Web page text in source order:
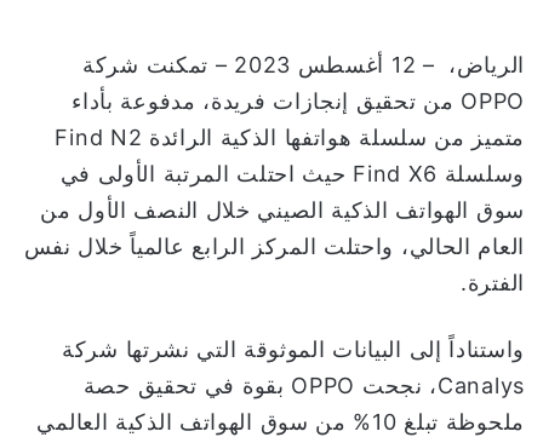
ي
الرياض، – 12 أغسطس 2023 – تمكنت شركة
OPPO من تحقيق إنجازات فريدة، مدفوعة بأداء
متميز من سلسلة هواتفها الذكية الرائدة Find N2
وسلسلة Find X6 حيث احتلت المرتبة الأولى في
سوق الهواتف الذكية الصيني خلال النصف الأول من
العام الحالي، واحتلت المركز الرابع عالمياً خلال نفس
الفترة.
واستناداً إلى البيانات الموثوقة التي نشرتها شركة
Canalys، نجحت OPPO بقوة في تحقيق حصة
ملحوظة تبلغ 10% من سوق الهواتف الذكية العالمي